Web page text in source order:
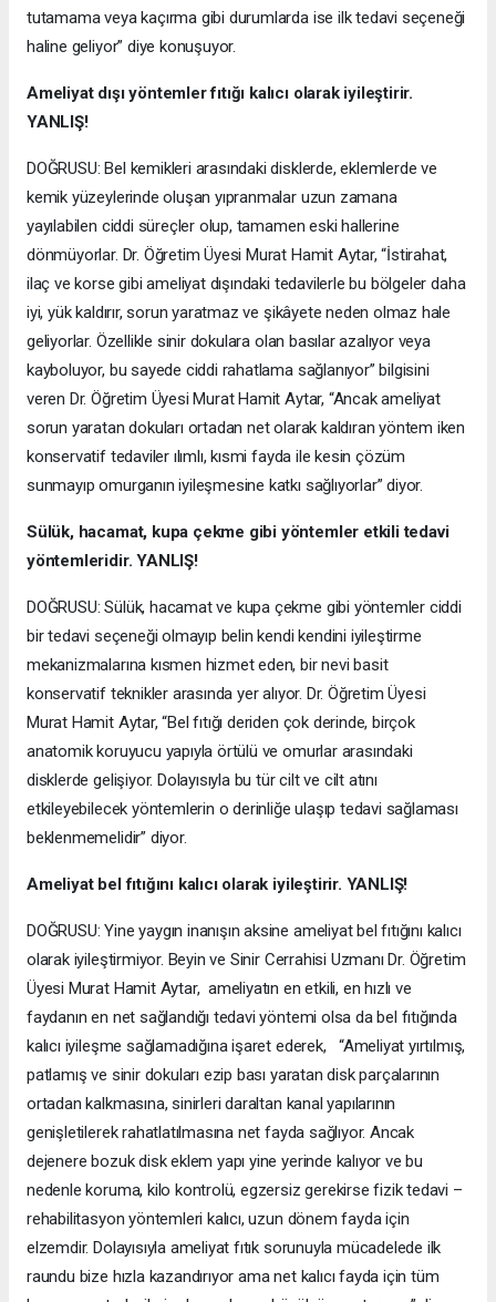
tutamama veya kaçırma gibi durumlarda ise ilk tedavi seçeneği
haline geliyor” diye konuşuyor.
Ameliyat dışı yöntemler fıtığı kalıcı olarak iyileştirir.
YANLIŞ!
DOĞRUSU: Bel kemikleri arasındaki disklerde, eklemlerde ve
kemik yüzeylerinde oluşan yıpranmalar uzun zamana
yayılabilen ciddi süreçler olup, tamamen eski hallerine
dönmüyorlar. Dr. Öğretim Üyesi Murat Hamit Aytar, “İstirahat,
ilaç ve korse gibi ameliyat dışındaki tedavilerle bu bölgeler daha
iyi, yük kaldırır, sorun yaratmaz ve şikâyete neden olmaz hale
geliyorlar. Özellikle sinir dokulara olan basılar azalıyor veya
kayboluyor, bu sayede ciddi rahatlama sağlanıyor” bilgisini
veren Dr. Öğretim Üyesi Murat Hamit Aytar, “Ancak ameliyat
sorun yaratan dokuları ortadan net olarak kaldıran yöntem iken
konservatif tedaviler ılımlı, kısmi fayda ile kesin çözüm
sunmayıp omurganın iyileşmesine katkı sağlıyorlar” diyor.
Sülük, hacamat, kupa çekme gibi yöntemler etkili tedavi
yöntemleridir. YANLIŞ!
DOĞRUSU: Sülük, hacamat ve kupa çekme gibi yöntemler ciddi
bir tedavi seçeneği olmayıp belin kendi kendini iyileştirme
mekanizmalarına kısmen hizmet eden, bir nevi basit
konservatif teknikler arasında yer alıyor. Dr. Öğretim Üyesi
Murat Hamit Aytar, “Bel fıtığı deriden çok derinde, birçok
anatomik koruyucu yapıyla örtülü ve omurlar arasındaki
disklerde gelişiyor. Dolayısıyla bu tür cilt ve cilt atını
etkileyebilecek yöntemlerin o derinliğe ulaşıp tedavi sağlaması
beklenmemelidir” diyor.
Ameliyat bel fıtığını kalıcı olarak iyileştirir. YANLIŞ!
DOĞRUSU: Yine yaygın inanışın aksine ameliyat bel fıtığını kalıcı
olarak iyileştirmiyor. Beyin ve Sinir Cerrahisi Uzmanı Dr. Öğretim
Üyesi Murat Hamit Aytar, ameliyatın en etkili, en hızlı ve
faydanın en net sağlandığı tedavi yöntemi olsa da bel fıtığında
kalıcı iyileşme sağlamadığına işaret ederek, “Ameliyat yırtılmış,
patlamış ve sinir dokuları ezip bası yaratan disk parçalarının
ortadan kalkmasına, sinirleri daraltan kanal yapılarının
genişletilerek rahatlatılmasına net fayda sağlıyor. Ancak
dejenere bozuk disk eklem yapı yine yerinde kalıyor ve bu
nedenle koruma, kilo kontrolü, egzersiz gerekirse fizik tedavi –
rehabilitasyon yöntemleri kalıcı, uzun dönem fayda için
elzemdir. Dolayısıyla ameliyat fıtık sorunuyla mücadelede ilk
raundu bize hızla kazandırıyor ama net kalıcı fayda için tüm